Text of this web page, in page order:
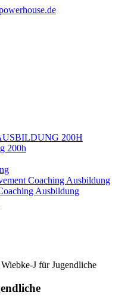
200H
200h
Coaching Ausbildung
Ausbildung
J für Jugendliche